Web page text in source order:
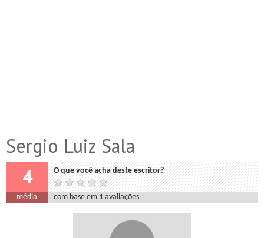
Sergio Luiz Sala
4 O que você acha deste escritor?
média com base em 1 avaliações